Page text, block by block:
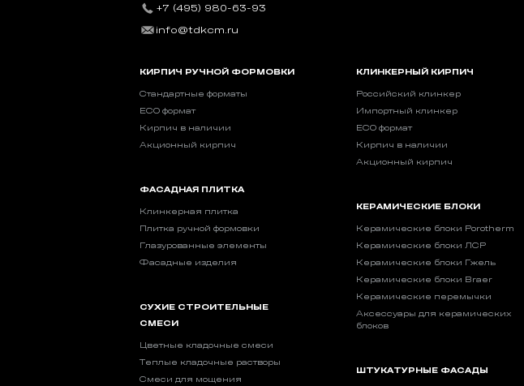
+7 (495) 980-63-93
info@tdkcm.ru
КИРПИЧ РУЧНОЙ ФОРМОВКИ
Стандартные форматы
ECO формат
Кирпич в наличии
Акционный кирпич
ФАСАДНАЯ ПЛИТКА
Клинкерная плитка
Плитка ручной формовки
Глазурованные элементы
Фасадные изделия
СУХИЕ СТРОИТЕЛЬНЫЕ
СМЕСИ
Цветные кладочные смеси
Теплые кладочные растворы
Смеси для мощения
КЛИНКЕРНЫЙ КИРПИЧ
Российский клинкер
Импортный клинкер
ECO формат
Кирпич в наличии
Акционный кирпич
КЕРАМИЧЕСКИЕ БЛОКИ
Керамические блоки Porotherm
Керамические блоки ЛСР
Керамические блоки Гжель
Керамические блоки Braer
Керамические перемычки
Аксессуары для керамических
блоков
ШТУКАТУРНЫЕ ФАСАДЫ